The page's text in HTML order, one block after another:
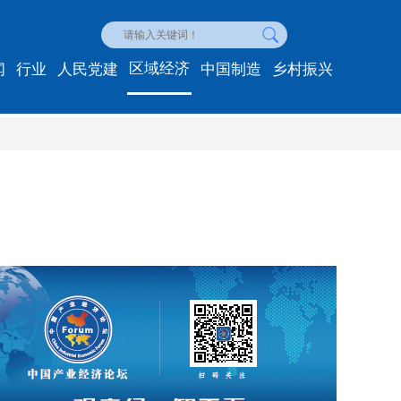
行业 人民党建 区域经济 中国制造 乡村振兴